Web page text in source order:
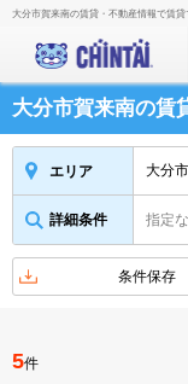
大分市賀来南の賃貸・不動産情報で賃
大分市賀来南の賃
エリア 大分
詳細条件 指定
条件保存
5件